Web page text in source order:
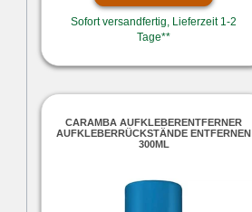
Sofort versandfertig, Lieferzeit 1-2
Tage**
CARAMBA AUFKLEBERENTFERNER
AUFKLEBERRÜCKSTÄNDE ENTFERNEN
300ML